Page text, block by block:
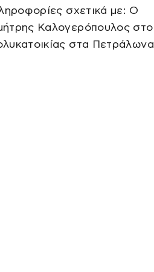
σχετικά με: Ο
Καλογερόπουλος στο
στα Πετράλωνα